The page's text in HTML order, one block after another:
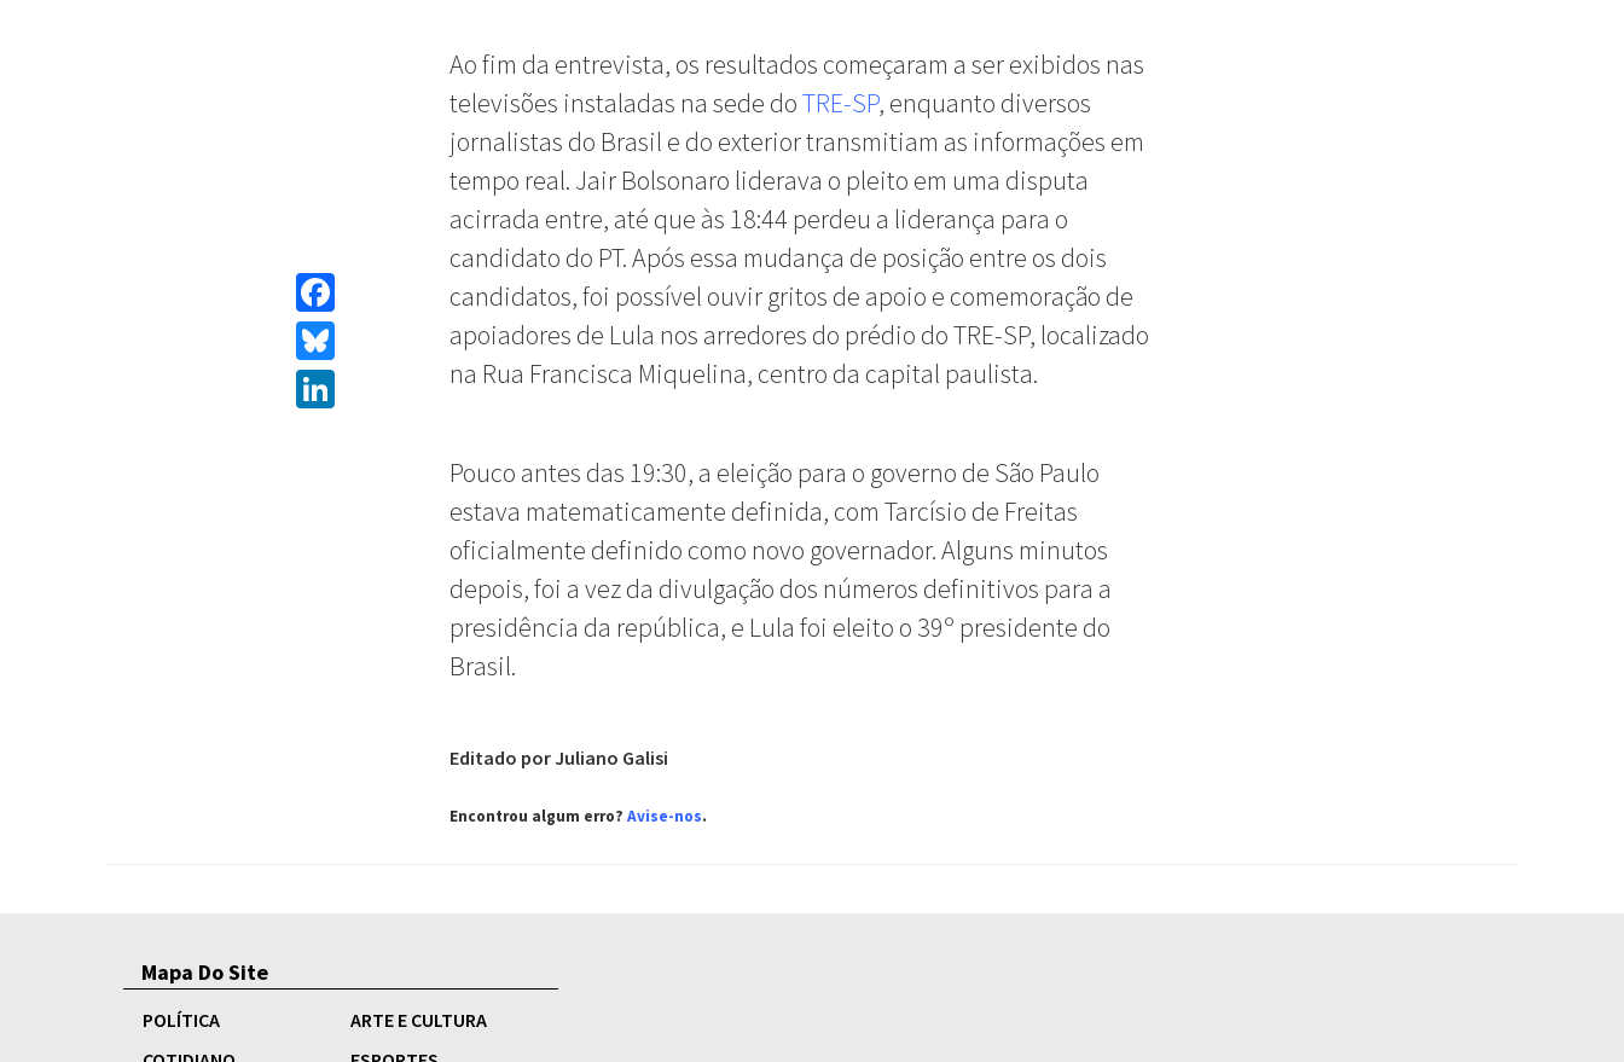
Facebook
Bluesky
Ao fim da entrevista, os resultados começaram a ser exibidos nas
televisões instaladas na sede doTRE-SP, enquanto diversos
jornalistas do Brasil e do exterior transmitiam as informações em
tempo real. Jair Bolsonaro liderava o pleito em uma disputa
acirrada entre, até que às 18:44 perdeu a liderança para o
candidato do PT. Após essa mudança de posição entre os dois
candidatos, foi possível ouvir gritos de apoio e comemoração de
apoiadores de Lula nos arredores do prédio do TRE-SP, localizado
na Rua Francisca Miquelina, centro da capital paulista.
Pouco antes das 19:30, a eleição para o governo de São Paulo
estava matematicamente definida, com Tarcísio de Freitas
oficialmente definido como novo governador. Alguns minutos
depois, foi a vez da divulgação dos números definitivos para a
presidência da república, e Lula foi eleito o 39º presidente do
Brasil.
Editado por Juliano Galisi
Encontrou algum erro? Avise-nos.
Mapa Do Site
POLÍTICA
ARTE E CULTURA